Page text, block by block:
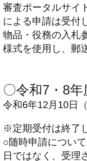
審査ポータルサイ
による申請は受付
物品・役務の入札
様式を使用し、郵
〇令和7・8
令和6年12月10日
※定期受付は終了
○随時申請につい
日ではなく、受理